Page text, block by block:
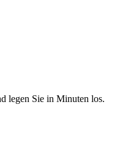
legen Sie in Minuten los.